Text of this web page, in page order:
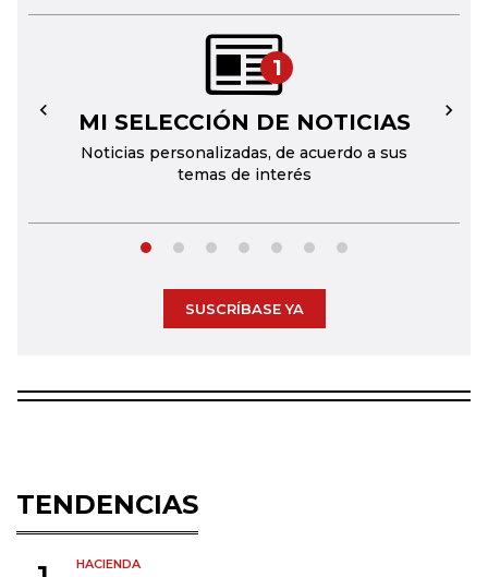
1
MI SELECCIÓN DE NOTICIAS
Noticias personalizadas, de acuerdo a sus
temas de interés
← →
SUSCRÍBASE YA
TENDENCIAS
HACIENDA